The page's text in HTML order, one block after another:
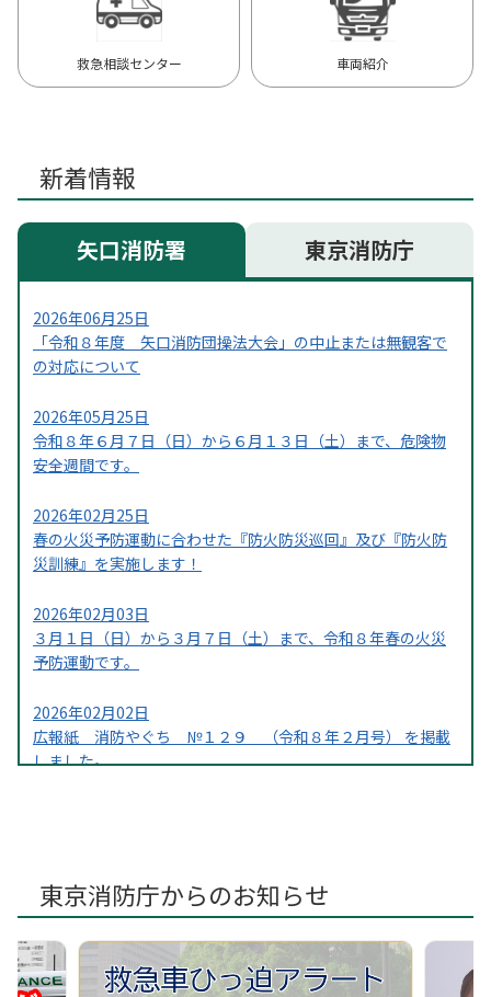
救急相談センター 車両紹介
新着情報
矢口消防署 東京消防庁
2026年06月25日
「令和８年度 矢口消防団操法大会」の中止または無観客で
の対応について
2026年05月25日
令和８年６月７日（日）から６月１３日（土）まで、危険物
安全週間です。
2026年02月25日
春の火災予防運動に合わせた『防火防災巡回』及び『防火防
災訓練』を実施します！
2026年02月03日
３月１日（日）から３月７日（土）まで、令和８年春の火災
予防運動です。
2026年02月02日
広報紙 消防やぐち №１２９ （令和８年２月号） を掲載
しました。
2025年10月15日
運動を実施します。
東京消防庁からのお知らせ